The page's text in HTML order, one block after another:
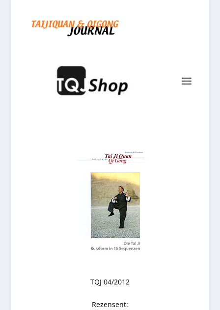
TQJ 04/2012
Rezensent: